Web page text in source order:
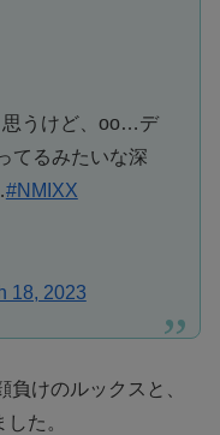
思うけど、oo…デ
てるみたいな深
#NMIXX
18, 2023
けのルックスと、
た。